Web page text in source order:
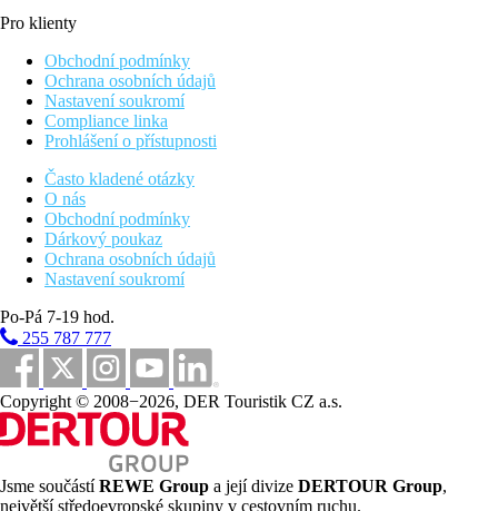
Pro klienty
Obchodní podmínky
Ochrana osobních údajů
Nastavení soukromí
Compliance linka
Prohlášení o přístupnosti
Často kladené otázky
O nás
Obchodní podmínky
Dárkový poukaz
Ochrana osobních údajů
Nastavení soukromí
Po-Pá 7-19 hod.
255 787 777
Copyright © 2008−2026, DER Touristik CZ a.s.
Jsme součástíREWE Group a její divize DERTOUR Group,
největší středoevropské skupiny v cestovním ruchu.